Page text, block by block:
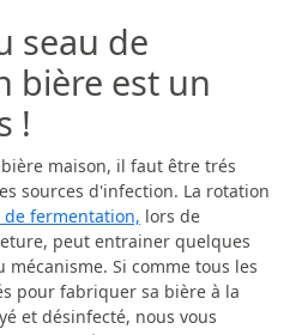
seau de
bière est un
!
maison, il faut être trés
sources d'infection. La rotation
de fermentation, lors de
peut entrainer quelques
Si comme tous les
pour fabriquer sa bière à la
et désinfecté, nous vous